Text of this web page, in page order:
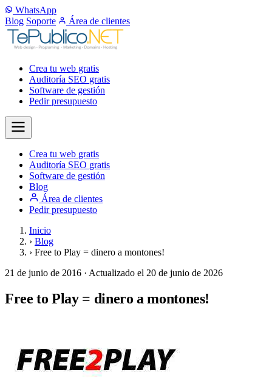
WhatsApp
Blog Soporte Área de clientes
Crea tu web gratis
Auditoría SEO gratis
Software de gestión
Pedir presupuesto
Crea tu web gratis
Auditoría SEO gratis
Software de gestión
Blog
Área de clientes
Pedir presupuesto
Inicio
› Blog
› Free to Play = dinero a montones!
21 de junio de 2016 · Actualizado el 20 de junio de 2026
Free to Play = dinero a montones!